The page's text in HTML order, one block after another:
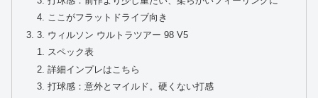
ここがフラットドライブ向き
3. ウィルソン ウルトラツアー 98 V5
スペック表
詳細インプレはこちら
打球感：意外とマイルド。硬くない打感